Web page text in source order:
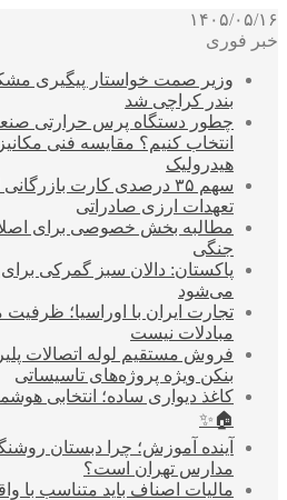
۱۴۰۵/۰۵/۱۶
خبر فوری
وزیر صمت خواستار پیگیری
بندر کراچی شد
چطور دستگاه پرس حرارتی
انتخاب کنیم؟ مقایسه فنی
هیدرولیک
سهم ۳۵ درصدی کارت
تعهدات ارزی صادراتی
مطالبه بخش خصوصی برای
جنگی
پاکستان: دالان سبز گمرکی برای
می‌شود
تجارت ایران با اوراسیا؛
مبادلات نیست
فروش مستقیم لوله اتصالات
بنکن ویژه پروژه‌های تاسیساتی
کاغذ دیواری ساده؛ انتخابی
🏠✨
آینده آموزش؛ چرا دبستان
مدارس تهران است؟
مالیات اصناف باید متناسب با